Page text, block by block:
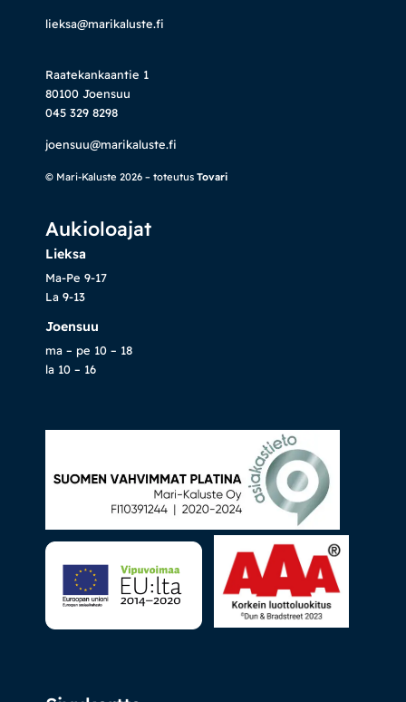
lieksa@marikaluste.fi
Raatekankaantie 1
80100 Joensuu
045 329 8298
joensuu@marikaluste.fi
© Mari-Kaluste 2026 – toteutus Tovari
Aukioloajat
Lieksa
Ma-Pe 9-17
La 9-13
Joensuu
ma – pe 10 – 18
la 10 – 16